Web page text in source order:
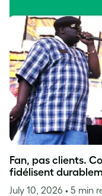
Fan, pas clients.
fidélisent
July 10, 2026 • 5 min